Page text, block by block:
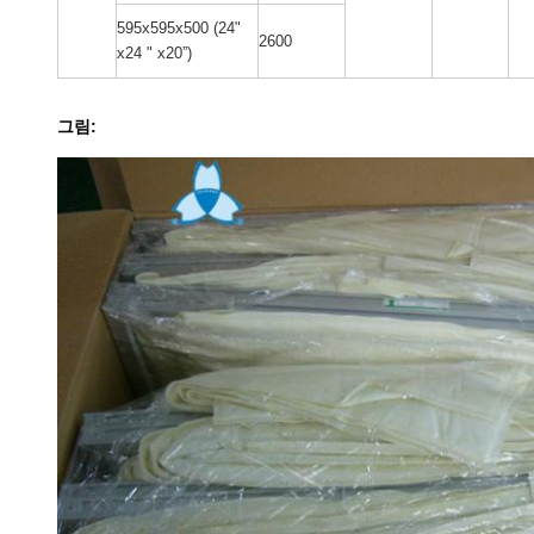
595x595x500 (24"
x24 " x20”)
2600
그림: